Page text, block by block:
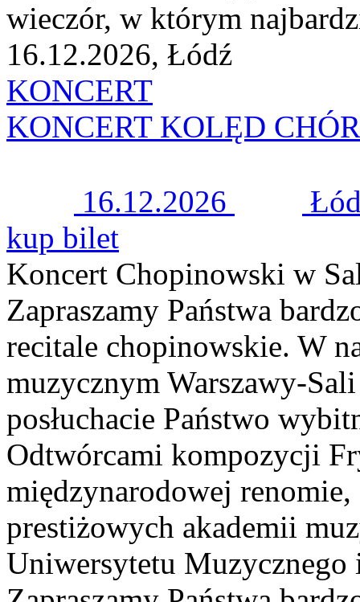
wieczór, w którym
16.12.2026, Łódź
KONCERT
KONCERT KOLĘD
16.12.2026
kup bilet
Koncert Chopinowski w
Zapraszamy Państwa
recitale chopinowskie. W
muzycznym Warszawy-
posłuchacie Państwo
Odtwórcami kompozycji
międzynarodowej
prestiżowych akademii
Uniwersytetu Muzycznego